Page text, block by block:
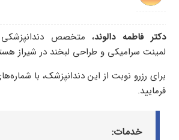
دکتر فاطمه دالوند، متخصص دندانپزشکی
لمینت سرامیکی و طراحی لبخند در شیراز
برای رزرو نوبت از این دندانپزشک، با
فرمایید.
خدمات: